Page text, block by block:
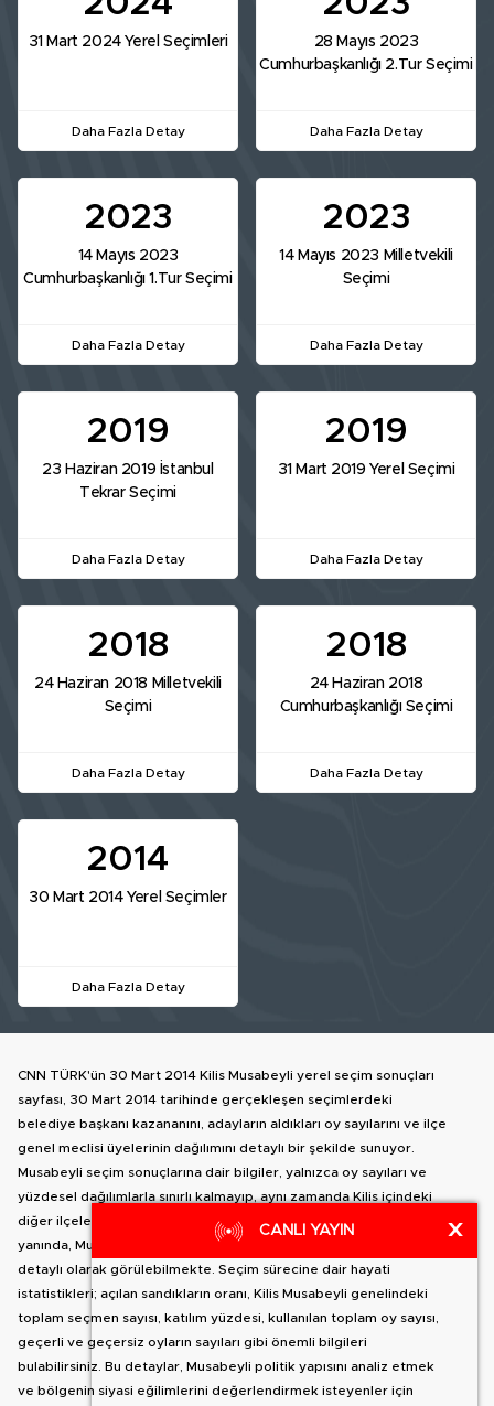
31 Mart 2024 Yerel Seçimleri
Daha Fazla Detay
28 Mayıs 2023
Cumhurbaşkanlığı 2.Tur Seçimi
Daha Fazla Detay
2023
14 Mayıs 2023
Cumhurbaşkanlığı 1.Tur Seçimi
Daha Fazla Detay
2023
14 Mayıs 2023 Milletvekili
Seçimi
Daha Fazla Detay
2019
23 Haziran 2019 İstanbul
Tekrar Seçimi
Daha Fazla Detay
2019
31 Mart 2019 Yerel Seçimi
Daha Fazla Detay
2018
24 Haziran 2018 Milletvekili
Seçimi
Daha Fazla Detay
2018
24 Haziran 2018
Cumhurbaşkanlığı Seçimi
Daha Fazla Detay
2014
30 Mart 2014 Yerel Seçimler
Daha Fazla Detay
CNN TÜRK'ün 30 Mart 2014 Kilis Musabeyli yerel seçim sonuçları
sayfası, 30 Mart 2014 tarihinde gerçekleşen seçimlerdeki
belediye başkanı kazananını, adayların aldıkları oy sayılarını ve ilçe
genel meclisi üyelerinin dağılımını detaylı bir şekilde sunuyor.
Musabeyli seçim sonuçlarına dair bilgiler, yalnızca oy sayıları ve
yüzdesel dağılımlarla sınırlı kalmayıp, aynı zamanda Kilis içindeki
diğer ilçelere geçiş yapma olanağı da sağlıyor. İlçe haritası
yanında, Musabeyli belediye başkan adaylarının oy dağılımları
detaylı olarak görülebilmekte. Seçim sürecine dair hayati
istatistikleri; açılan sandıkların oranı, Kilis Musabeyli genelindeki
toplam seçmen sayısı, katılım yüzdesi, kullanılan toplam oy sayısı,
geçerli ve geçersiz oyların sayıları gibi önemli bilgileri
bulabilirsiniz. Bu detaylar, Musabeyli politik yapısını analiz etmek
ve bölgenin siyasi eğilimlerini değerlendirmek isteyenler için
CANLI YAYIN X